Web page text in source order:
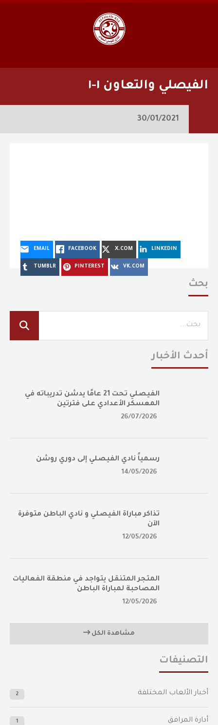
الفيصلي والتعاون ١-١
30/01/2021
EMAIL FACEBOOK X.COM LINKEDIN
TUMBLR PINTEREST VK.COM
بحث
أحدث الأخبار
الفيصلي تحت 21 عامًا يدشن تدريباته في
المعسكر الأعدادي على فترتين
26/07/2026
رسمياً نادي الفيصلي إلى دوري روشن
14/05/2026
تذاكر مباراة الفيصلي و نادي الباطن متوفرة
الآن
12/05/2026
المتجر المتنقل يتواجد في منطقة الفعاليات
المصاحبة لمباراة الباطن
12/05/2026
مشاهدة الكل
التصنيفات
أخبار الألعاب المختلفة 2
أدارة المرافق 1